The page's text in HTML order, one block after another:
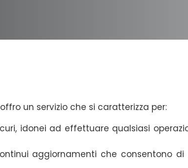
un servizio che si caratterizza per:
idonei ad effettuare qualsiasi
aggiornamenti che consentono